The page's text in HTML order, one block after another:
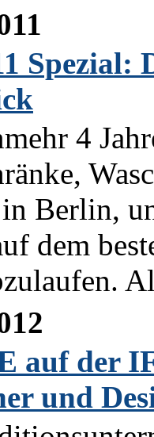
Spezial:
4
Berlin,
dem
auf der
und